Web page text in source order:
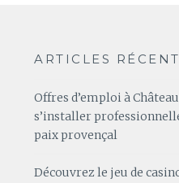
ARTICLES
Offres d’emploi à
s’installer
paix provençal
Découvrez le jeu de